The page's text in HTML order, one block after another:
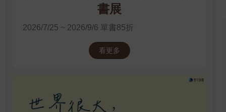
很多人來說，人生最大的幸福之一就是在旅途中有至親相伴，只
是很多人或許也跟我們一樣，因為工作和各種現況的羈絆而無法
實現！也謝謝弟弟用書本完整記錄了這趟旅程，讓每一個人都能
自序：每一段經歷，都會在未來用不同形式來豐富自己
這意味著我必須和在台灣的家人、朋友暫時告別，以及放下累積
多年的工作人脈和成績，重新開始了。
書展
2026/7/25 ~ 2026/9/6 單書85折
看更多